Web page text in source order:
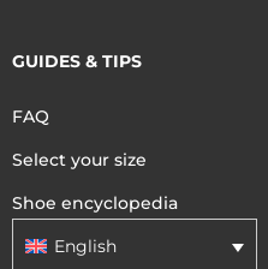
GUIDES & TIPS
FAQ
Select your size
Shoe encyclopedia
English